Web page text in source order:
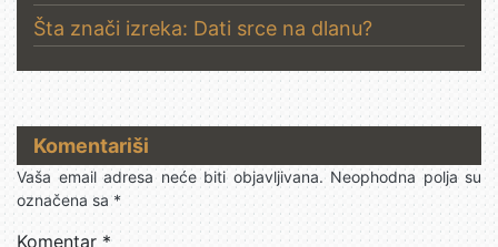
Šta znači izreka: Dati srce na dlanu?
Komentariši
Vaša email adresa neće biti objavljivana. Neophodna polja su
označena sa*
Komentar *